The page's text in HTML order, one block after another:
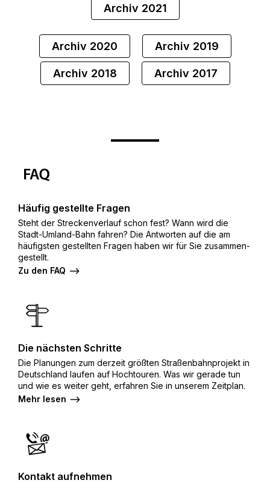
Archiv 2021
Archiv 2020 Archiv 2019
Archiv 2018 Archiv 2017
Häufig gestellte Fragen
Steht der Streckenverlauf schon fest? Wann wird die
Stadt-Umland-Bahn fahren? Die Antworten auf die am
häufigsten gestellten Fragen haben wir für Sie zusammen­
gestellt.
Zu den FAQ
Die nächsten Schritte
Die Planungen zum derzeit größten Straßenbahnprojekt in
Deutschland laufen auf Hoch­touren. Was wir gerade tun
und wie es weiter geht, erfahren Sie in unserem Zeitplan.
Mehr lesen
Kontakt aufnehmen